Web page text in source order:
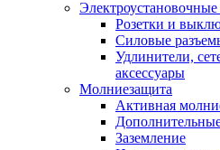
Электроустановочные
Розетки и
Силовые
Удлинители,
аксессуары
Молниезащита
Активная
Заземление